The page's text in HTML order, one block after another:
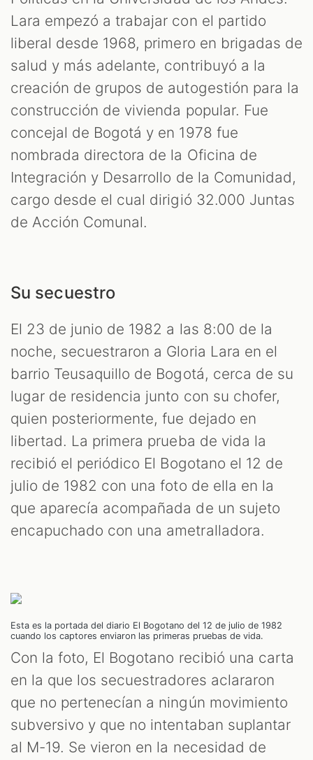
Lara empezó a trabajar con el partido
liberal desde 1968, primero en brigadas de
salud y más adelante, contribuyó a la
creación de grupos de autogestión para la
construcción de vivienda popular. Fue
concejal de Bogotá y en 1978 fue
nombrada directora de la Oficina de
Integración y Desarrollo de la Comunidad,
cargo desde el cual dirigió 32.000 Juntas
de Acción Comunal.
Su secuestro
El 23 de junio de 1982 a las 8:00 de la
noche, secuestraron a Gloria Lara en el
barrio Teusaquillo de Bogotá, cerca de su
lugar de residencia junto con su chofer,
quien posteriormente, fue dejado en
libertad. La primera prueba de vida la
recibió el periódico El Bogotano el 12 de
julio de 1982 con una foto de ella en la
que aparecía acompañada de un sujeto
encapuchado con una ametralladora.
Esta es la portada del diario El Bogotano del 12 de julio de 1982
cuando los captores enviaron las primeras pruebas de vida.
Con la foto, El Bogotano recibió una carta
en la que los secuestradores aclararon
que no pertenecían a ningún movimiento
subversivo y que no intentaban suplantar
al M-19. Se vieron en la necesidad de